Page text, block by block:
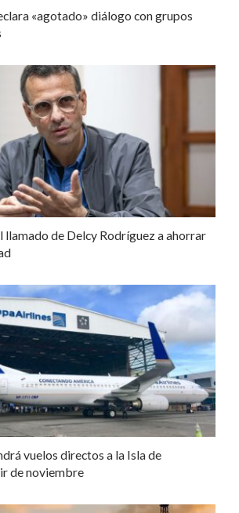
«agotado» diálogo con grupos
llamado de Delcy Rodríguez a ahorrar
vuelos directos a la Isla de
de noviembre